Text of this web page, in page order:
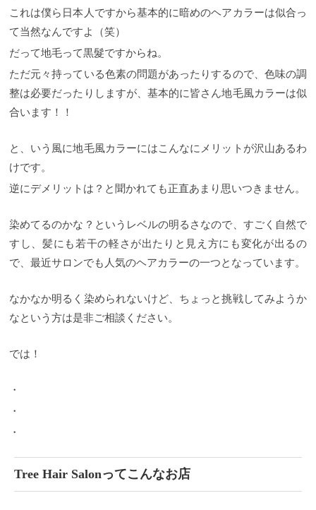
これは僕ら日本人ですから基本的に暗めのヘアカラーは似合っ
て当然なんですよ（笑）
だって地毛って黒髮ですからね。
ただ元々持っている色素の問題があったりするので、色味の調
整は必要だったりしますが、基本的に皆さん地毛風カラーは似
合います！！
と、いう風に地毛風カラーにはこんなにメリットが沢山あるわ
けです。
逆にデメリットは？と聞かれても正直あまり思いつきません。
染めてるのかな？というレベルの明るさなので、すごく自然で
すし、髪にも若干の軽さが出たりと見え方にも変化が出るの
で、最近サロンでも人気のヘアカラーの一つとなっています。
なかなか明るく染められないけど、ちょっと挑戦してみようか
なという方は是非ご相談ください。
では！
・
・
・
Tree Hair Salonってこんなお店